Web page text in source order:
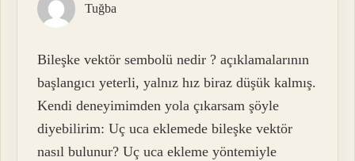
Tuğba
Bileşke vektör sembolü nedir ? açıklamalarının
başlangıcı yeterli, yalnız hız biraz düşük kalmış.
Kendi deneyimimden yola çıkarsam şöyle
diyebilirim: Uç uca eklemede bileşke vektör
nasıl bulunur? Uç uca ekleme yöntemiyle